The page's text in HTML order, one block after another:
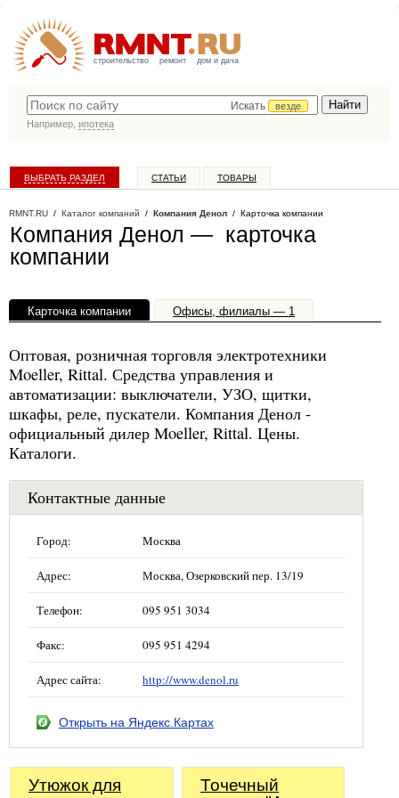
строительство ремонт дом и дача
Искать
везде
Например, ипотека
ВЫБРАТЬ РАЗДЕЛ СТАТЬИ ТОВАРЫ
RMNT.RU / Каталог компаний / Компания Денол / Карточка компании
Компания Денол — карточка
компании
Карточка компании Офисы, филиалы — 1
Оптовая, розничная торговля электротехники
Moeller, Rittal. Средства управления и
автоматизации: выключатели, УЗО, щитки,
шкафы, реле, пускатели. Компания Денол -
официальный дилер Moeller, Rittal. Цены.
Каталоги.
Контактные данные
Город: Москва
Адрес: Москва, Озерковский пер. 13/19
Телефон: 095 951 3034
Факс: 095 951 4294
Адрес сайта: http://www.denol.ru
Открыть на Яндекс.Картах
Утюжок для
Точечный